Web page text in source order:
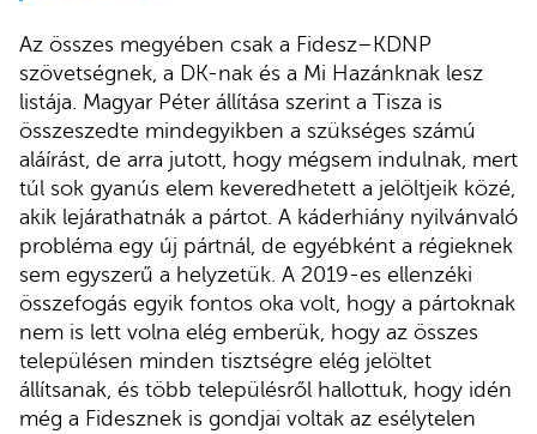
Az összes megyében csak a Fidesz–KDNP
szövetségnek, a DK-nak és a Mi Hazánknak lesz
listája. Magyar Péter állítása szerint a Tisza is
összeszedte mindegyikben a szükséges számú
aláírást, de arra jutott, hogy mégsem indulnak, mert
túl sok gyanús elem keveredhetett a jelöltjeik közé,
akik lejárathatnák a pártot. A káderhiány nyilvánvaló
probléma egy új pártnál, de egyébként a régieknek
sem egyszerű a helyzetük. A 2019-es ellenzéki
összefogás egyik fontos oka volt, hogy a pártoknak
nem is lett volna elég emberük, hogy az összes
településen minden tisztségre elég jelöltet
állítsanak, és több településről hallottuk, hogy idén
még a Fidesznek is gondjai voltak az esélytelen